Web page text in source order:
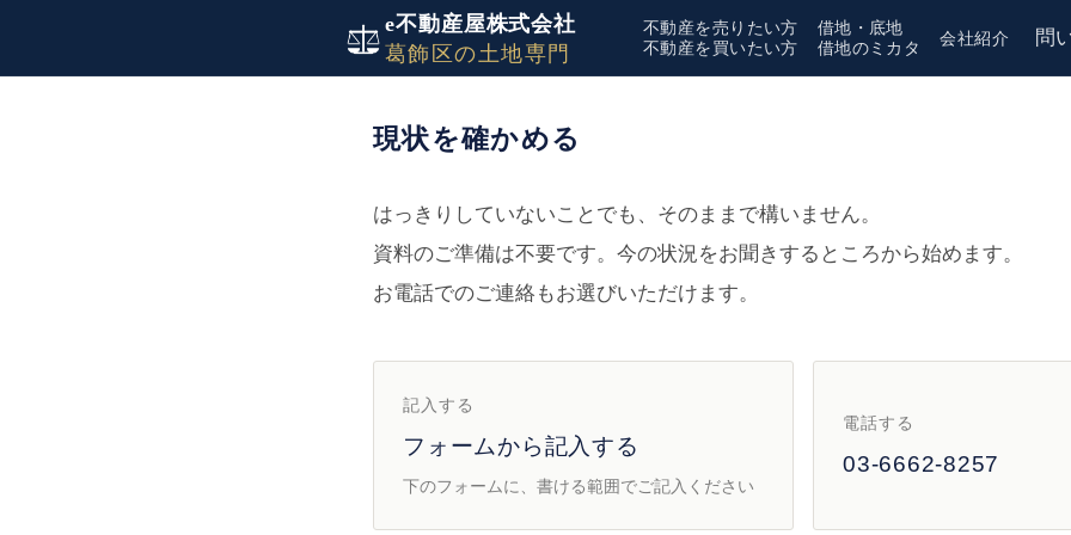
e不動産屋株式会社
葛飾区の土地専門
不動産を売りたい方
不動産を買いたい方
借地・底地
借地のミカタ
会社紹介 問
現状を確かめる
現状を確かめる
はっきりしていないことでも、そのままで構いません。
資料のご準備は不要です。今の状況をお聞きするところから始めます。
お電話でのご連絡もお選びいただけます。
記入する
フォームから記入する
下のフォームに、書ける範囲でご記入ください
電話する
03-6662-8257